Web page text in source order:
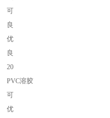
可
良
优
良
20
PVC溶胶
可
优